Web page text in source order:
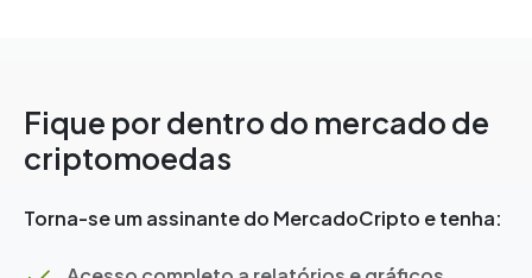
Fique por dentro do mercado de
criptomoedas
Torna-se um assinante do MercadoCripto e tenha: